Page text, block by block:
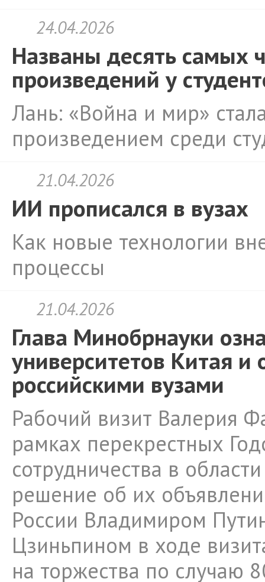
24.04.2026
Названы десять самых
произведений у
Лань: «Война и мир»
произведением среди
21.04.2026
ИИ прописался в вузах
Как новые технологии
процессы
21.04.2026
Глава Минобрнауки
университетов Китая и
российскими вузами
Рабочий визит Валерия
рамках перекрестных
сотрудничества в
решение об их
России Владимиром
Цзиньпином в ходе
на торжества по случаю